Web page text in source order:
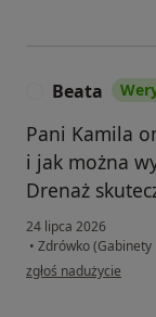
Beata
Pani Kamila
i jak można
Drenaż
24 lipca 2026
• Zdrówko
w opinii użytkownika
zgłoś nadużycie